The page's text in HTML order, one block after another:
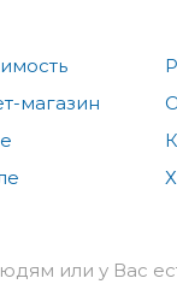
магазин
или у Вас